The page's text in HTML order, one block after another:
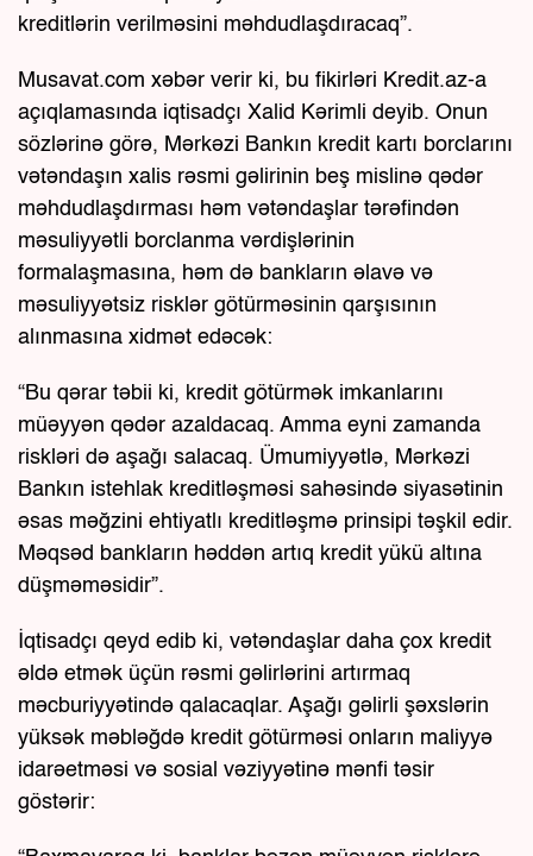
kreditlərin verilməsini məhdudlaşdıracaq”.
Musavat.com xəbər verir ki, bu fikirləri Kredit.az-a
açıqlamasında iqtisadçı Xalid Kərimli deyib. Onun
sözlərinə görə, Mərkəzi Bankın kredit kartı borclarını
vətəndaşın xalis rəsmi gəlirinin beş mislinə qədər
məhdudlaşdırması həm vətəndaşlar tərəfindən
məsuliyyətli borclanma vərdişlərinin
formalaşmasına, həm də bankların əlavə və
məsuliyyətsiz risklər götürməsinin qarşısının
alınmasına xidmət edəcək:
“Bu qərar təbii ki, kredit götürmək imkanlarını
müəyyən qədər azaldacaq. Amma eyni zamanda
riskləri də aşağı salacaq. Ümumiyyətlə, Mərkəzi
Bankın istehlak kreditləşməsi sahəsində siyasətinin
əsas məğzini ehtiyatlı kreditləşmə prinsipi təşkil edir.
Məqsəd bankların həddən artıq kredit yükü altına
düşməməsidir”.
İqtisadçı qeyd edib ki, vətəndaşlar daha çox kredit
əldə etmək üçün rəsmi gəlirlərini artırmaq
məcburiyyətində qalacaqlar. Aşağı gəlirli şəxslərin
yüksək məbləğdə kredit götürməsi onların maliyyə
idarəetməsi və sosial vəziyyətinə mənfi təsir
göstərir: